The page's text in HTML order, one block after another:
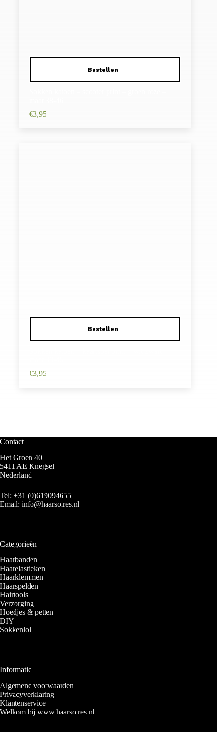
€3,95
€3,95
Contact
Het Groen 40
5411 AE Knegsel
Nederland
Tel: +31 (0)619094655
Email: info@haarsoires.nl
Categorieën
Haarbanden
Haarelastieken
Haarklemmen
Haarspelden
Hairtools
Verzorging
Hoedjes & petten
DIY
Sokkenlol
Informatie
Algemene voorwaarden
Privacyverklaring
Klantenservice
Welkom bij www.haarsoires.nl